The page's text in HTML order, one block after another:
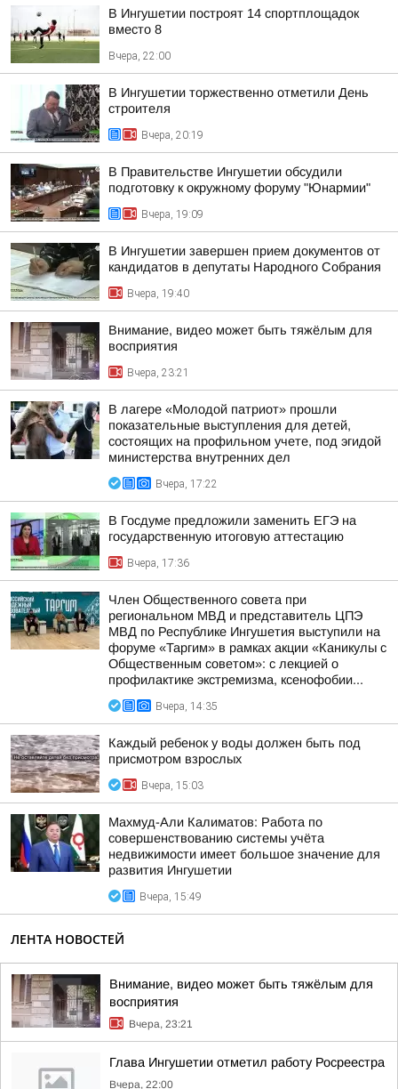
В Ингушетии построят 14 спортплощадок
вместо 8
Вчера, 22:00
В Ингушетии торжественно отметили День
строителя
Вчера, 20:19
В Правительстве Ингушетии обсудили
подготовку к окружному форуму "Юнармии"
Вчера, 19:09
В Ингушетии завершен прием документов от
кандидатов в депутаты Народного Собрания
Вчера, 19:40
Внимание, видео может быть тяжёлым для
восприятия
Вчера, 23:21
В лагере «Молодой патриот» прошли
показательные выступления для детей,
состоящих на профильном учете, под эгидой
министерства внутренних дел
Вчера, 17:22
В Госдуме предложили заменить ЕГЭ на
государственную итоговую аттестацию
Вчера, 17:36
Член Общественного совета при
региональном МВД и представитель ЦПЭ
МВД по Республике Ингушетия выступили на
форуме «Таргим» в рамках акции «Каникулы с
Общественным советом»: с лекцией о
профилактике экстремизма, ксенофобии...
Вчера, 14:35
Каждый ребенок у воды должен быть под
присмотром взрослых
Вчера, 15:03
Махмуд-Али Калиматов: Работа по
совершенствованию системы учёта
недвижимости имеет большое значение для
развития Ингушетии
Вчера, 15:49
ЛЕНТА НОВОСТЕЙ
Внимание, видео может быть тяжёлым для
восприятия
Вчера, 23:21
Глава Ингушетии отметил работу Росреестра
Вчера, 22:00